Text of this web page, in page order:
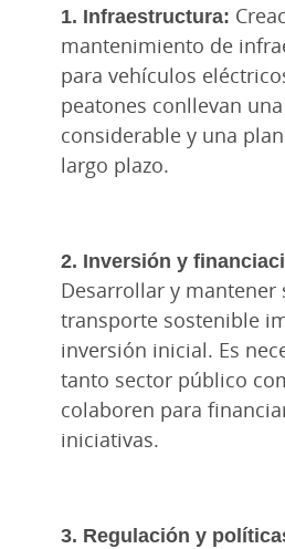
1. Infraestructura:
mantenimiento de
para vehículos
peatones conllevan
considerable y una
largo plazo.
2. Inversión y
Desarrollar y mantener
transporte sostenible
inversión inicial. Es
tanto sector público
colaboren para
iniciativas.
3. Regulación y